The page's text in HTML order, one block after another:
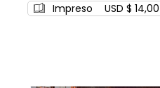
Impreso
USD $ 14,00